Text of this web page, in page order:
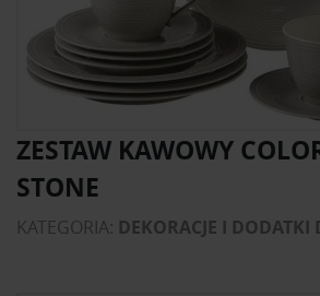
ZESTAW KAWOWY
STONE
KATEGORIA: DEKORACJE I DODATKI